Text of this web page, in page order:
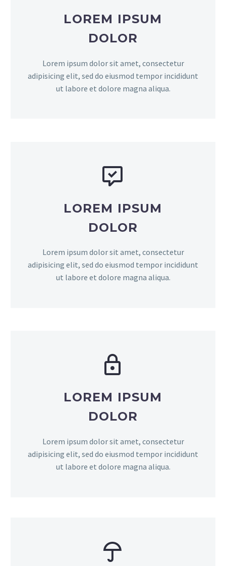
LOREM IPSUM
DOLOR
Lorem ipsum dolor sit amet, consectetur
adipisicing elit, sed do eiusmod tempor incididunt
ut labore et dolore magna aliqua.


LOREM IPSUM
DOLOR
Lorem ipsum dolor sit amet, consectetur
adipisicing elit, sed do eiusmod tempor incididunt
ut labore et dolore magna aliqua.


LOREM IPSUM
DOLOR
Lorem ipsum dolor sit amet, consectetur
adipisicing elit, sed do eiusmod tempor incididunt
ut labore et dolore magna aliqua.

